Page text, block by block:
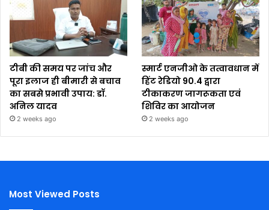
टीबी की समय पर जांच और
पूरा इलाज ही बीमारी से बचाव
का सबसे प्रभावी उपाय: डॉ.
अनिल यादव
2 weeks ago
स्मार्ट एनजीओ के तत्वावधान में
हिंट रेडियो 90.4 द्वारा
टीकाकरण जागरूकता एवं
शिविर का आयोजन
2 weeks ago
Most Viewed Posts